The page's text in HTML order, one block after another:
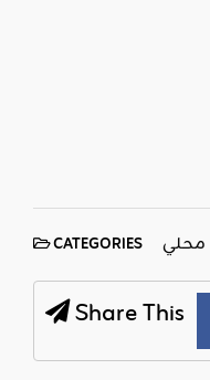
CATEGORIES محلي
Share This